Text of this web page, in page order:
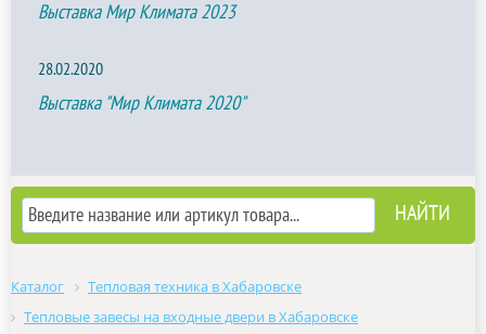
Выставка Мир Климата 2023
28.02.2020
Выставка "Мир Климата 2020"
Каталог
Тепловая техника в Хабаровске
Тепловые завесы на входные двери в Хабаровске